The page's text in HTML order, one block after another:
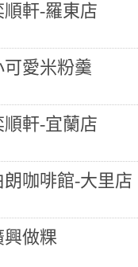
順軒-羅東店
可愛米粉羹
順軒-宜蘭店
朗咖啡館-大里店
興做粿